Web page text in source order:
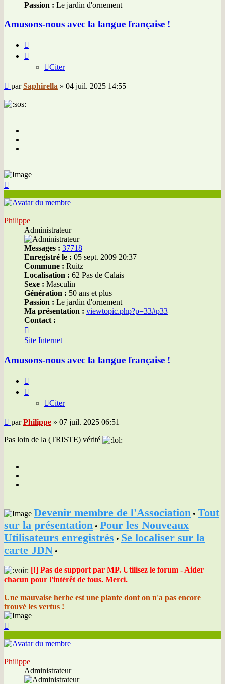
Passion : Le jardin d'ornement
Amusons-nous avec la langue française !
Citer
Message
parSaphirella » 04 juil. 2025 14:55
Philippe
Administrateur
Messages : 37718
Enregistré le : 05 sept. 2009 20:37
Commune : Ruitz
Localisation : 62 Pas de Calais
Sexe : Masculin
Génération : 50 ans et plus
Passion : Le jardin d'ornement
Ma présentation : viewtopic.php?p=33#p33
Contact :
Philippe
Site Internet
Amusons-nous avec la langue française !
Citer
Message
parPhilippe » 07 juil. 2025 06:51
Pas loin de la (TRISTE) vérité
Devenir membre de l'Association • Tout
sur la présentation • Pour les Nouveaux
Utilisateurs enregistrés • Se localiser sur la
carte JDN •
[!] Pas de support par MP. Utilisez le forum - Aider
chacun pour l'intérêt de tous. Merci.
Une mauvaise herbe est une plante dont on n'a pas encore
trouvé les vertus !
Philippe
Administrateur